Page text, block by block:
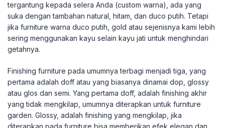
tergantung kepada selera Anda (custom warna), ada yang
suka dengan tambahan natural, hitam, dan duco putih. Tetapi
jika furniture warna duco putih, gold atau sejenisnya kami lebih
sering menggunakan kayu selain kayu jati untuk menghindari
getahnya.
Finishing furniture pada umumnya terbagi menjadi tiga, yang
pertama adalah doff atau yang biasanya dinamai dop, glossy
atau glos dan semi. Yang pertama doff, adalah finishing akhir
yang tidak mengkilap, umumnya diterapkan untuk furniture
garden. Glossy, adalah finishing yang mengkilap, jika